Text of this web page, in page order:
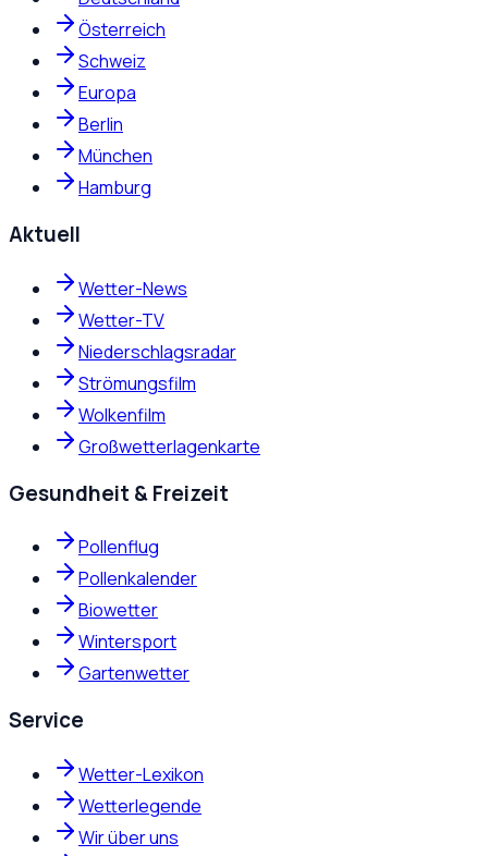
Österreich
Schweiz
Europa
Berlin
München
Hamburg
Aktuell
Wetter-News
Wetter-TV
Niederschlagsradar
Strömungsfilm
Wolkenfilm
Großwetterlagenkarte
Gesundheit & Freizeit
Pollenflug
Pollenkalender
Biowetter
Wintersport
Gartenwetter
Service
Wetter-Lexikon
Wetterlegende
Wir über uns